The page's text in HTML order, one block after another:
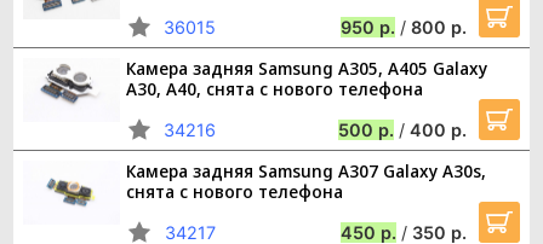
36015 950 / 800
Камера задняя Samsung A305, A405 Galaxy
A30, A40, снята с нового телефона
34216 500 / 400
Камера задняя Samsung A307 Galaxy A30s,
снята с нового телефона
34217 450 / 350